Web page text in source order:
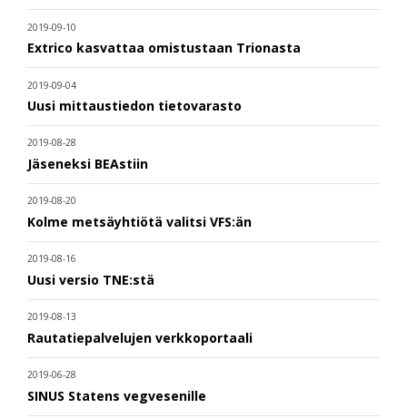
2019-09-10
Extrico kasvattaa omistustaan Trionasta
2019-09-04
Uusi mittaustiedon tietovarasto
2019-08-28
Jäseneksi BEAstiin
2019-08-20
Kolme metsäyhtiötä valitsi VFS:än
2019-08-16
Uusi versio TNE:stä
2019-08-13
Rautatiepalvelujen verkkoportaali
2019-06-28
SINUS Statens vegvesenille